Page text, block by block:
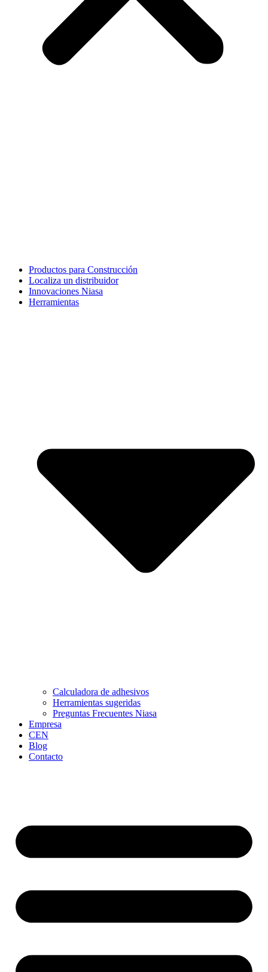
Productos para Construcción
Localiza un distribuidor
Innovaciones Niasa
Herramientas
Calculadora de adhesivos
Herramientas sugeridas
Preguntas Frecuentes Niasa
Empresa
CEN
Blog
Contacto